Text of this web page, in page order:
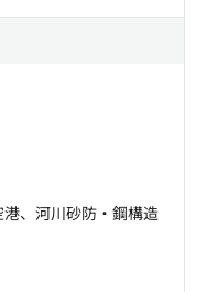
、河川砂防・鋼構造